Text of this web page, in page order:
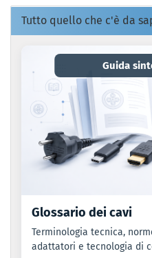
Tutto quello che c'è da
Guida
Glossario dei cavi
Terminologia tecnica,
adattatori e tecnologia di